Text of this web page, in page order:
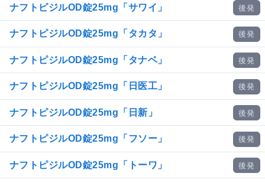
ナフトピジルOD錠25mg「サワイ」 後発
ナフトピジルOD錠25mg「タカタ」 後発
ナフトピジルOD錠25mg「タナベ」 後発
ナフトピジルOD錠25mg「日医工」 後発
ナフトピジルOD錠25mg「日新」 後発
ナフトピジルOD錠25mg「フソー」 後発
ナフトピジルOD錠25mg「トーワ」 後発